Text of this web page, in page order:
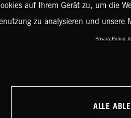
auf Ihrem Gerät zu, um die
zu analysieren und
Privacy Policy
ALLE